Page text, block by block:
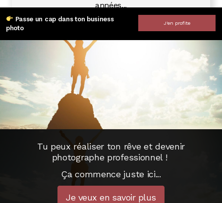
Passe un cap dans ton business
photo
J'en profite
années...
Tu peux réaliser ton rêveet devenir
photographe professionnel !
Ça commence juste ici...
Je veux en savoir plus